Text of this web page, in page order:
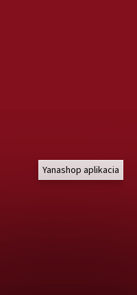
Yanashop aplikacia